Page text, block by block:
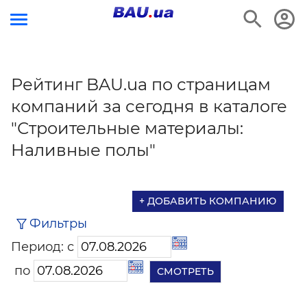
Рейтинг BAU.ua по страницам
компаний за сегодня в каталоге
"Строительные материалы:
Наливные полы"
+ ДОБАВИТЬ КОМПАНИЮ
Фильтры
Период: с
по